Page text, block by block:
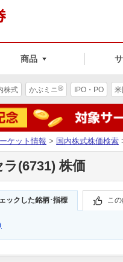
商品
株式 かぶミニ® IPO・PO
ケット情報 > 国内株式株価検索
ラ(6731) 株価
ックした銘柄･指標 こ